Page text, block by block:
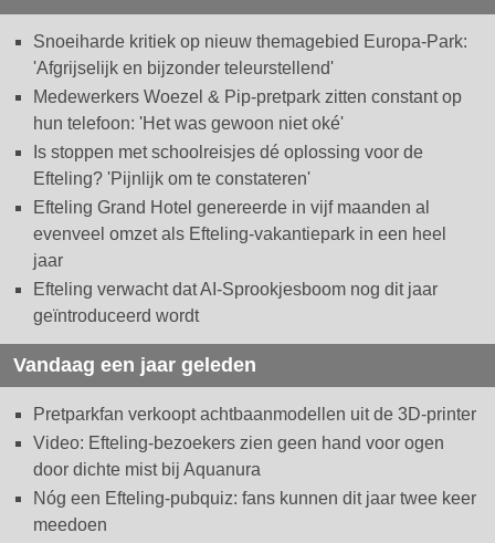
Snoeiharde kritiek op nieuw themagebied Europa-Park:
'Afgrijselijk en bijzonder teleurstellend'
Medewerkers Woezel & Pip-pretpark zitten constant op
hun telefoon: 'Het was gewoon niet oké'
Is stoppen met schoolreisjes dé oplossing voor de
Efteling? 'Pijnlijk om te constateren'
Efteling Grand Hotel genereerde in vijf maanden al
evenveel omzet als Efteling-vakantiepark in een heel
jaar
Efteling verwacht dat AI-Sprookjesboom nog dit jaar
geïntroduceerd wordt
Vandaag een jaar geleden
Pretparkfan verkoopt achtbaanmodellen uit de 3D-printer
Video: Efteling-bezoekers zien geen hand voor ogen
door dichte mist bij Aquanura
Nóg een Efteling-pubquiz: fans kunnen dit jaar twee keer
meedoen